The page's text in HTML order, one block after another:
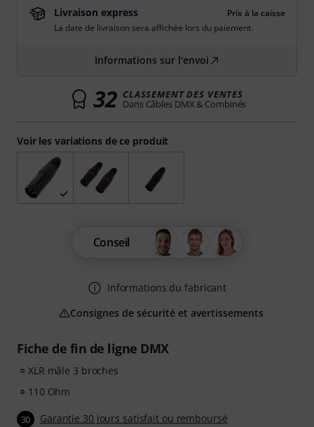
Fiche de fin de ligne DMX
XLR mâle 3 broches
110 Ohm
30 Garantie 30 jours satisfait ou remboursé
Voir les variations de ce produit
Livraison express
Prix à la caisse
La date de livraison sera affichée lors du paiement.
Informations sur l'envoi
32 CLASSEMENT DES VENTES
Dans Câbles DMX & Combinés
Conseil
Informations du fabricant
Consignes de sécurité et avertissements